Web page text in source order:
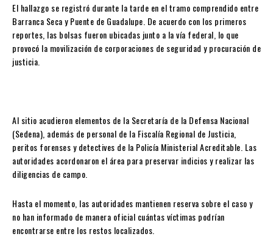
El hallazgo se registró durante la tarde en el tramo comprendido entre
Barranca Seca y Puente de Guadalupe. De acuerdo con los primeros
reportes, las bolsas fueron ubicadas junto a la vía federal, lo que
provocó la movilización de corporaciones de seguridad y procuración de
justicia.
Al sitio acudieron elementos de la Secretaría de la Defensa Nacional
(Sedena), además de personal de la Fiscalía Regional de Justicia,
peritos forenses y detectives de la Policía Ministerial Acreditable. Las
autoridades acordonaron el área para preservar indicios y realizar las
diligencias de campo.
Hasta el momento, las autoridades mantienen reserva sobre el caso y
no han informado de manera oficial cuántas víctimas podrían
encontrarse entre los restos localizados.